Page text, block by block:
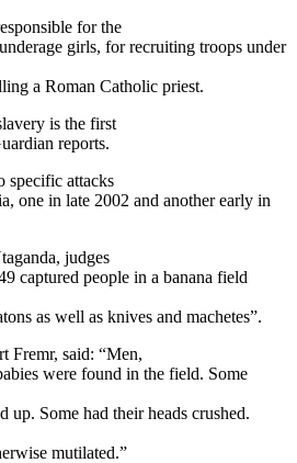
for the
girls, for recruiting troops under
a Roman Catholic priest.
is the first
reports.
specific attacks
one in late 2002 and another early in
judges
captured people in a banana field
as well as knives and machetes”.
Fremr, said: “Men,
were found in the field. Some
up. Some had their heads crushed.
mutilated.”